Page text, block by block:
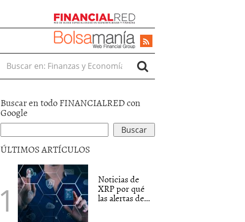
Buscar en:
Buscar en todo FINANCIALRED con
Google
ÚLTIMOS ARTÍCULOS
Noticias de
XRP por qué
las alertas de...